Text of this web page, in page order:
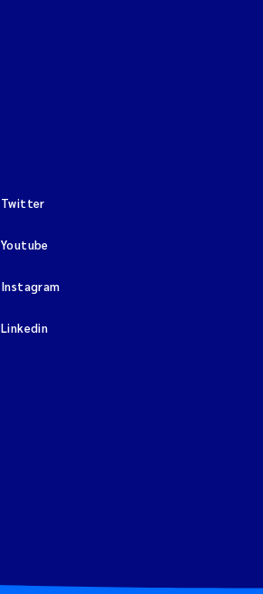
Twitter
Youtube
Instagram
Linkedin